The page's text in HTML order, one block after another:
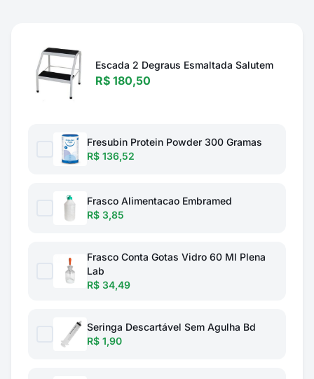
Escada 2 Degraus Esmaltada Salutem
R$ 180,50
Fresubin Protein Powder 300 Gramas
R$ 136,52
Frasco Alimentacao Embramed
R$ 3,85
Frasco Conta Gotas Vidro 60 Ml Plena
Lab
R$ 34,49
Seringa Descartável Sem Agulha Bd
R$ 1,90